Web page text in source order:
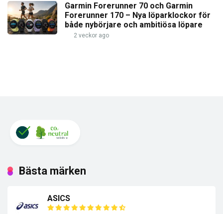
Garmin Forerunner 70 och Garmin
Forerunner 170 – Nya löparklockor för
både nybörjare och ambitiösa löpare
2 veckor ago
Bästa märken
ASICS